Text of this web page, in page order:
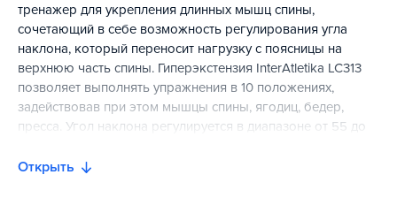
тренажер для укрепления длинных мышц спины,
сочетающий в себе возможность регулирования угла
наклона, который переносит нагрузку с поясницы на
верхнюю часть спины. Гиперэкстензия InterAtletika LC313
позволяет выполнять упражнения в 10 положениях,
задействовав при этом мышцы спины, ягодиц, бедер,
пресса. Угол наклона регулируется в диапазоне от 55 до
10 положениях, обеспечивая удобство занятий для
Открыть